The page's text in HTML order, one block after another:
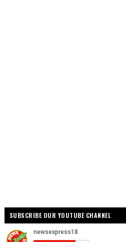
SUBSCRIBE OUR YOUTUBE CHANNEL